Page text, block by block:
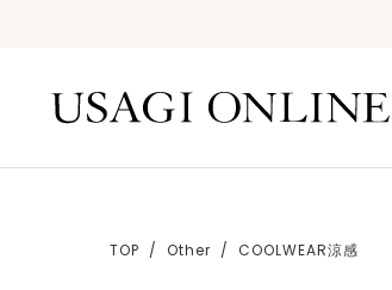
TOP Other COOLWEAR涼感